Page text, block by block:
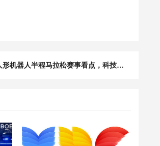
人半程马拉松赛事看点，科技与体育的融合新篇